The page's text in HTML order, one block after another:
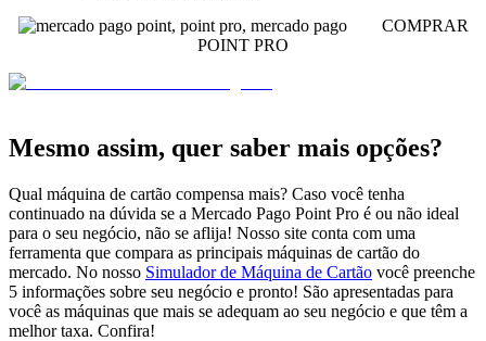
COMPRAR
POINT PRO
Mesmo assim, quer saber mais opções?
Qual máquina de cartão compensa mais? Caso você tenha
continuado na dúvida se a Mercado Pago Point Pro é ou não ideal
para o seu negócio, não se aflija! Nosso site conta com uma
ferramenta que compara as principais máquinas de cartão do
mercado. No nosso Simulador de Máquina de Cartão você preenche
5 informações sobre seu negócio e pronto! São apresentadas para
você as máquinas que mais se adequam ao seu negócio e que têm a
melhor taxa. Confira!